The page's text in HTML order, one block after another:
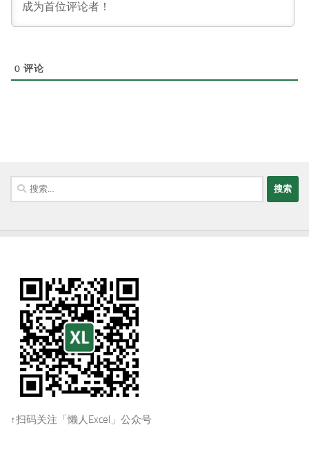
0 评论
搜
索：
↑扫码关注「懒人Excel」公众号